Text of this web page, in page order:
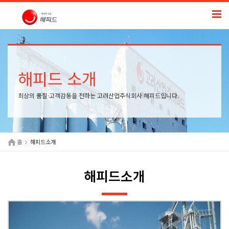
해피드 소개
최상의 품질·고객감동을 전하는 고려산업주식회사 해피드입니다.
홈 해피드소개
해피드소개